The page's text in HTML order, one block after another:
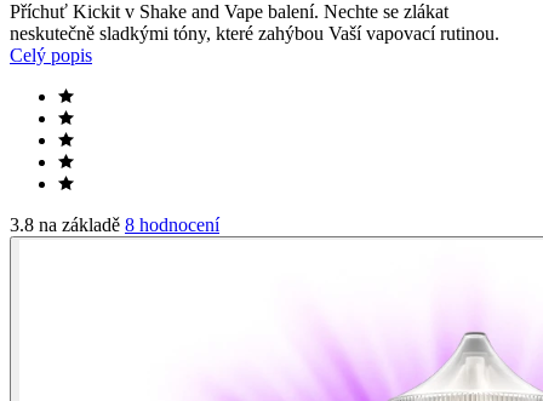
Příchuť Kickit v Shake and Vape balení. Nechte se zlákat
neskutečně sladkými tóny, které zahýbou Vaší vapovací rutinou.
Celý popis
3.8 na základě 8 hodnocení